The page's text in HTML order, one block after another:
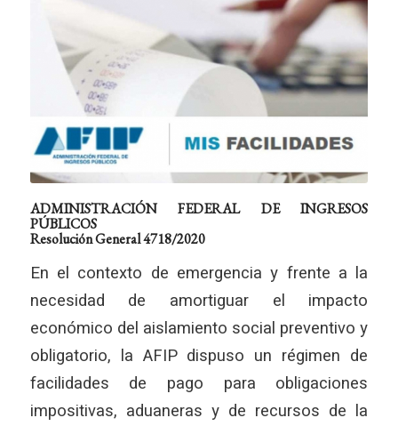
ADMINISTRACIÓN FEDERAL DE INGRESOS
PÚBLICOS
Resolución General 4718/2020
En el contexto de emergencia y frente a la
necesidad de amortiguar el impacto
económico del aislamiento social preventivo y
obligatorio, la AFIP dispuso un régimen de
facilidades de pago para obligaciones
impositivas, aduaneras y de recursos de la